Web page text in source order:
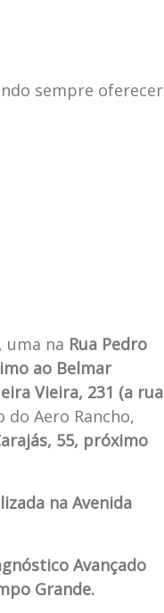
sempre oferecer
uma na Rua Pedro
ao Belmar
Vieira, 231 (a rua
do Aero Rancho,
55, próximo
na Avenida
Avançado
Grande.